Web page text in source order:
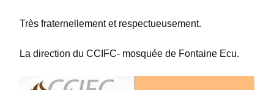
Très fraternellement et respectueusement.
La direction du CCIFC- mosquée de Fontaine Ecu.